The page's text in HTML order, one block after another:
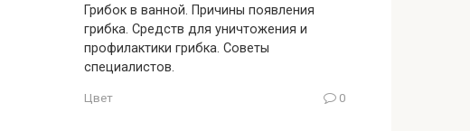
Грибок в ванной. Причины появления
грибка. Средств для уничтожения и
профилактики грибка. Советы
специалистов.
Цвет 0